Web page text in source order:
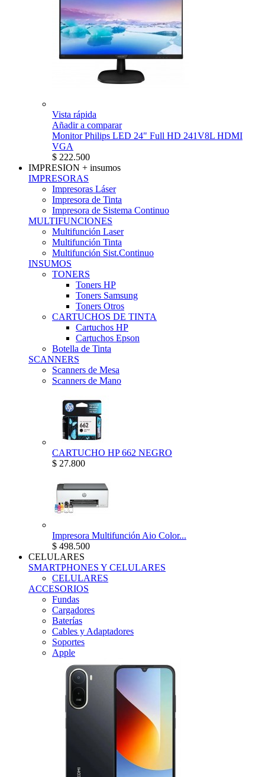
Vista rápida
Añadir a comparar
Monitor Philips LED 24" Full HD 241V8L HDMI
VGA
$ 222.500
IMPRESION + insumos
IMPRESORAS
Impresoras Láser
Impresora de Tinta
Impresora de Sistema Continuo
MULTIFUNCIONES
Multifunción Laser
Multifunción Tinta
Multifunción Sist.Continuo
INSUMOS
TONERS
Toners HP
Toners Samsung
Toners Otros
CARTUCHOS DE TINTA
Cartuchos HP
Cartuchos Epson
Botella de Tinta
SCANNERS
Scanners de Mesa
Scanners de Mano
CARTUCHO HP 662 NEGRO
$ 27.800
Impresora Multifunción Aio Color...
$ 498.500
CELULARES
SMARTPHONES Y CELULARES
CELULARES
ACCESORIOS
Fundas
Cargadores
Baterías
Cables y Adaptadores
Soportes
Apple